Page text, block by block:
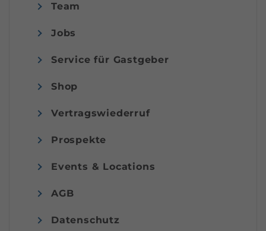
Team
Jobs
Service für Gastgeber
Shop
Vertragswiederruf
Prospekte
Events & Locations
AGB
Datenschutz